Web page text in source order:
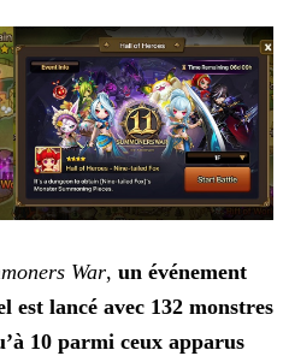
War, un événement
est lancé avec 132 monstres
10 parmi ceux apparus